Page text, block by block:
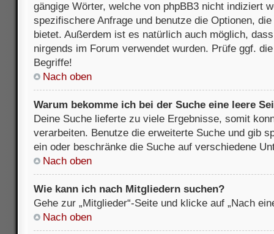
gängige Wörter, welche von phpBB3 nicht indiziert
spezifischere Anfrage und benutze die Optionen,
bietet. Außerdem ist es natürlich auch möglich,
nirgends im Forum verwendet wurden. Prüfe ggf.
Begriffe!
Nach oben
Warum bekomme ich bei der Suche eine leere
Deine Suche lieferte zu viele Ergebnisse, somit
verarbeiten. Benutze die erweiterte Suche und gib
ein oder beschränke die Suche auf verschiedene
Nach oben
Wie kann ich nach Mitgliedern suchen?
Gehe zur „Mitglieder“-Seite und klicke auf „Nach
Nach oben